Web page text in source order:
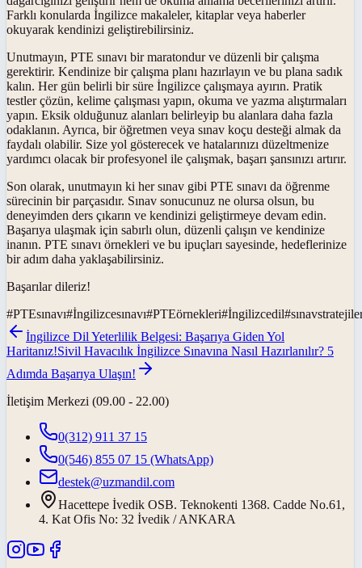
Farklı konularda İngilizce makaleler, kitaplar veya haberler
okuyarak kendinizi geliştirebilirsiniz.
Unutmayın, PTE sınavı bir maratondur ve düzenli bir çalışma
gerektirir. Kendinize bir çalışma planı hazırlayın ve bu plana sadık
kalın. Her gün belirli bir süre İngilizce çalışmaya ayırın. Pratik
testler çözün, kelime çalışması yapın, okuma ve yazma alıştırmaları
yapın. Eksik olduğunuz alanları belirleyip bu alanlara daha fazla
odaklanın. Ayrıca, bir öğretmen veya sınav koçu desteği almak da
faydalı olabilir. Size yol gösterecek ve hatalarınızı düzeltmenize
yardımcı olacak bir profesyonel ile çalışmak, başarı şansınızı artırır.
Son olarak, unutmayın ki her sınav gibi PTE sınavı da öğrenme
sürecinin bir parçasıdır. Sınav sonucunuz ne olursa olsun, bu
deneyimden ders çıkarın ve kendinizi geliştirmeye devam edin.
Başarıya ulaşmak için sabırlı olun, düzenli çalışın ve kendinize
inanın. PTE sınavı örnekleri ve bu ipuçları sayesinde, hedeflerinize
bir adım daha yaklaşabilirsiniz.
Başarılar dileriz!
#PTEsınavı#İngilizcesınavı#PTEörnekleri#İngilizcedil#
İngilizce Dil Yeterlilik Belgesi: Başarıya Giden Yol
Haritanız!Sivil Havacılık İngilizce Sınavına Nasıl Hazırlanılır? 5
Adımda Başarıya Ulaşın!
İletişim Merkezi (09.00 - 22.00)
0(312) 911 37 15
0(546) 855 07 15 (WhatsApp)
destek@uzmandil.com
Hacettepe İvedik OSB. Teknokenti 1368. Cadde No.61,
4. Kat Ofis No: 32 İvedik / ANKARA